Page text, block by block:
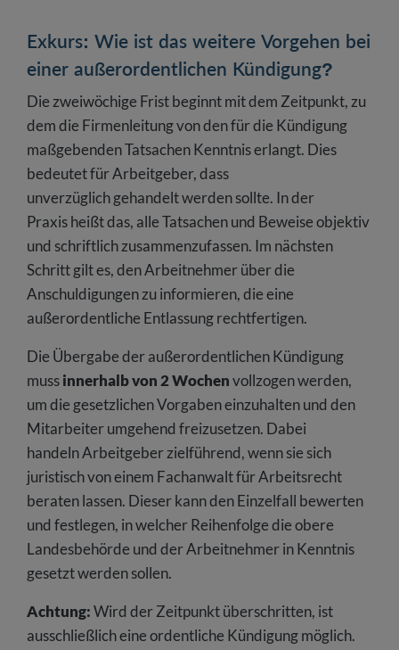
Exkurs: Wie ist das weitere Vorgehen bei
einer außerordentlichen Kündigung?
Die zweiwöchige Frist beginnt mit dem Zeitpunkt, zu
dem die Firmenleitung von den für die Kündigung
maßgebenden Tatsachen Kenntnis erlangt. Dies
bedeutet für Arbeitgeber, dass
unverzüglich gehandelt werden sollte. In der
Praxis heißt das, alle Tatsachen und Beweise objektiv
und schriftlich zusammenzufassen. Im nächsten
Schritt gilt es, den Arbeitnehmer über die
Anschuldigungen zu informieren, die eine
außerordentliche Entlassung rechtfertigen.
Die Übergabe der außerordentlichen Kündigung
mussinnerhalb von 2 Wochenvollzogen werden,
um die gesetzlichen Vorgaben einzuhalten und den
Mitarbeiter umgehend freizusetzen. Dabei
handeln Arbeitgeber zielführend, wenn sie sich
juristisch von einem Fachanwalt für Arbeitsrecht
beraten lassen. Dieser kann den Einzelfall bewerten
und festlegen, in welcher Reihenfolge die obere
Landesbehörde und der Arbeitnehmer in Kenntnis
gesetzt werden sollen.
Achtung:Wird der Zeitpunkt überschritten, ist
ausschließlich eine ordentliche Kündigung möglich.